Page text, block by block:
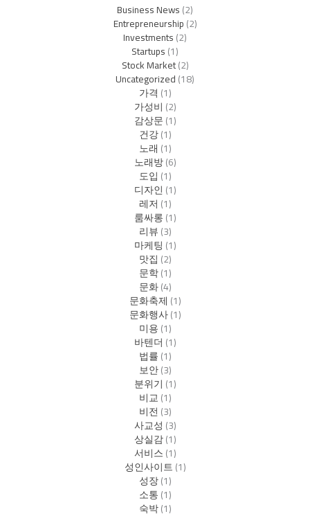
Business News(2)
Entrepreneurship(2)
Investments(2)
Startups(1)
Stock Market(2)
Uncategorized(18)
가격 (1)
가성비 (2)
감상문(1)
건강(1)
노래 (1)
노래방(6)
도입 (1)
디자인(1)
레저 (1)
룸싸롱(1)
리뷰(3)
마케팅 (1)
맛집 (2)
문학(1)
문화(4)
문화축제 (1)
문화행사(1)
미용(1)
바텐더 (1)
법률(1)
보안(3)
분위기 (1)
비교(1)
비전(3)
사교성 (3)
상실감(1)
서비스(1)
성인사이트(1)
성장(1)
소통(1)
숙박(1)